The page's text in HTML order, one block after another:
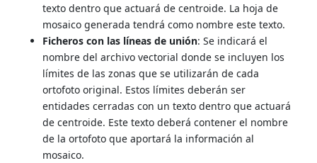
texto dentro que actuará de centroide. La hoja de
mosaico generada tendrá como nombre este texto.
Ficheros con las líneas de unión: Se indicará el
nombre del archivo vectorial donde se incluyen los
límites de las zonas que se utilizarán de cada
ortofoto original. Estos límites deberán ser
entidades cerradas con un texto dentro que actuará
de centroide. Este texto deberá contener el nombre
de la ortofoto que aportará la información al
mosaico.